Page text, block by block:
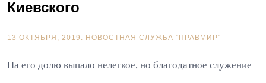
Киевского
13 ОКТЯБРЯ, 2019. НОВОСТНАЯ СЛУЖБА "ПРАВМИР"
На его долю выпало нелегкое, но благодатное служение